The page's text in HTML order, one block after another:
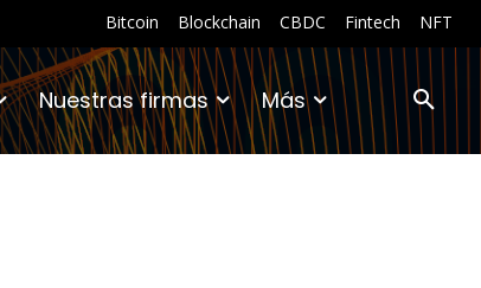
Bitcoin Blockchain CBDC Fintech NFT
Nuestras firmas Más